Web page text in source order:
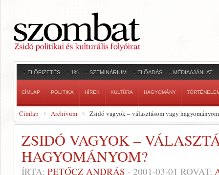
ELŐFIZETÉS 1% SZEMINÁRIUM ELŐADÁS MÉDIAAJÁNLAT
CÍMLAP POLITIKA HÍREK KULTÚRA HAGYOMÁNY
Címlap Archívum Zsidó vagyok – választásom vagy
ZSIDÓ VAGYOK –
HAGYOMÁNYOM?
ÍRTA: PETŐCZ ANDRÁS - 2001-03-01 ROVAT: